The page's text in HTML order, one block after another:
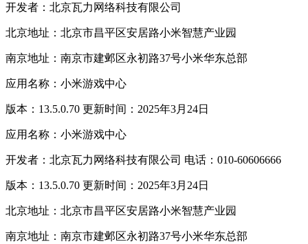
开发者：北京瓦力网络科技有限公司
北京地址：北京市昌平区安居路小米智慧产业园
南京地址：南京市建邺区永初路37号小米华东总部
应用名称：小米游戏中心
版本：13.5.0.70 更新时间：2025年3月24日
应用名称：小米游戏中心
开发者：北京瓦力网络科技有限公司 电话：010-60606666
版本：13.5.0.70 更新时间：2025年3月24日
北京地址：北京市昌平区安居路小米智慧产业园
南京地址：南京市建邺区永初路37号小米华东总部